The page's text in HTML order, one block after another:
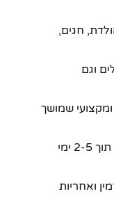
חגים,
וגם
שמושך
– נשלח לכל הארץ תוך 2-5 ימי
ואחריות